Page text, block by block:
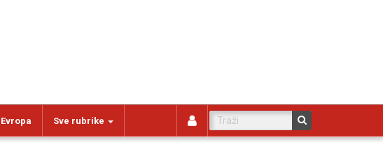
Evropa Sve rubrike